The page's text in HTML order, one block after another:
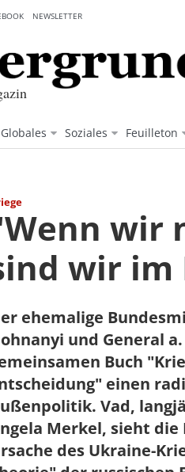
Globales Soziales Feuilleton
NEWSLETTER
wir
wir im
ehemalige
und General
Buch
einen
Vad,
Merkel, sieht
des Ukraine-